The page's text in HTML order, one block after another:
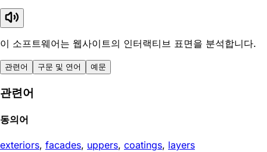
이 소프트웨어는 웹사이트의 인터랙티브 표면을 분석합니다.
관련어 구문 및 연어 예문
관련어
동의어
exteriors, facades, uppers, coatings, layers